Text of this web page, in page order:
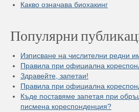
Какво означава биохакинг
Популярни
Изписване на числителни редни
Правила при официална
Здравейте, запетаи!
Правила при официална
Къде поставяме запетая при
писмена кореспонденция?